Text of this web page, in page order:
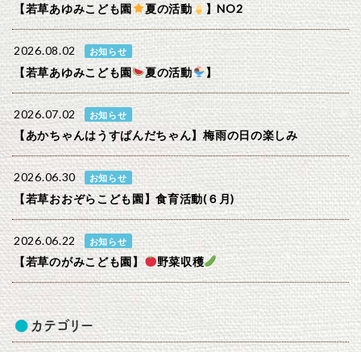
【若草あゆみこども園 夏の活動 】NO2
2026.08.02 お知らせ
【若草あゆみこども園 夏の活動 】
2026.07.02 お知らせ
【あかちゃんはうすぱんだちゃん】梅雨の日の楽しみ
2026.06.30 お知らせ
【若草おおぞらこども園】食育活動(６月)
2026.06.22 お知らせ
【若草のがみこども園】 野菜収穫
カテゴリー